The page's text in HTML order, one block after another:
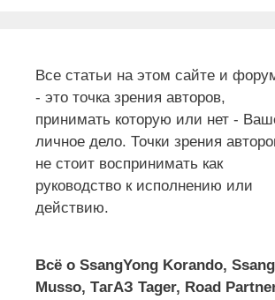
Все статьи на этом сайте и
- это точка зрения авторов,
принимать которую или нет -
личное дело. Точки зрения
не стоит воспринимать как
руководство к исполнению или
действию.
Всё о SsangYong Korando,
Musso, ТагАЗ Tager, Road